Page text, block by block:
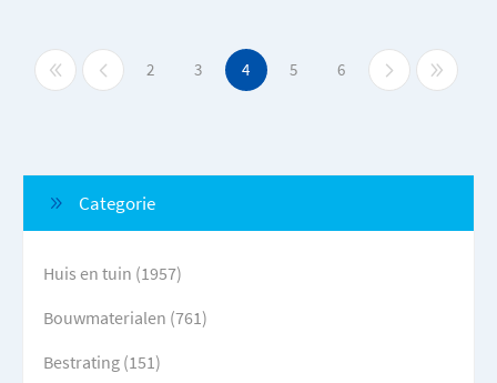
2 3 4 5 6
Categorie
Huis en tuin (1957)
Bouwmaterialen (761)
Bestrating (151)